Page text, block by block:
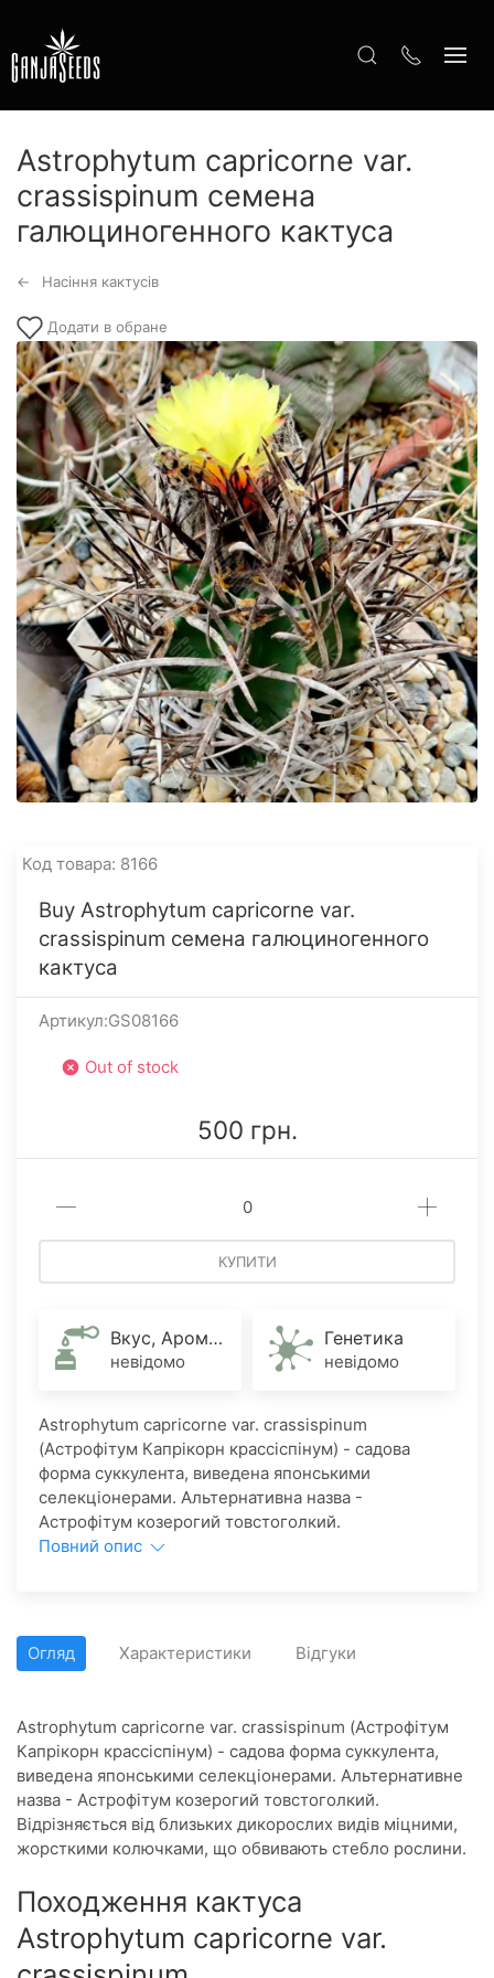
Astrophytum capricorne var.
crassispinum семена
галюциногенного кактуса
Насіння кактусів
Додати в обране
Код товара: 8166
Buy Astrophytum capricorne var.
crassispinum семена галюциногенного
кактуса
Артикул:GS08166
Out of stock
500 грн.
КУПИТИ
Вкус, Аромат
невідомо
Генетика
невідомо
Astrophytum capricorne var. crassispinum
(Астрофітум Капрікорн крассіспінум) - садова
форма суккулента, виведена японськими
селекціонерами. Альтернативна назва -
Астрофітум козерогий товстоголкий.
Повний опис
Огляд Характеристики Відгуки
Astrophytum capricorne var. crassispinum (Астрофітум
Капрікорн крассіспінум) - садова форма суккулента,
виведена японськими селекціонерами. Альтернативне
назва - Астрофітум козерогий товстоголкий.
Відрізняється від близьких дикорослих видів міцними,
жорсткими колючками, що обвивають стебло рослини.
Походження кактуса
Astrophytum capricorne var.